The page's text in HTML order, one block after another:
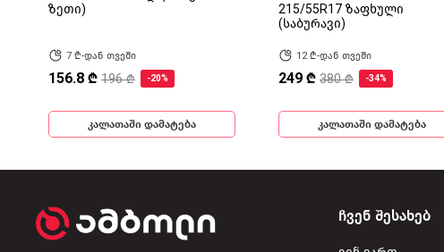
ზეთი)
7 ₾-დან თვეში
156.8 ₾ 196 ₾ -20%
კალათაში დამატება
215/55R17 ზაფხული
(საბურავი)
12 ₾-დან თვეში
249 ₾ 380 ₾ -34%
კალათაში დამატება
ჩვენ შესახებ